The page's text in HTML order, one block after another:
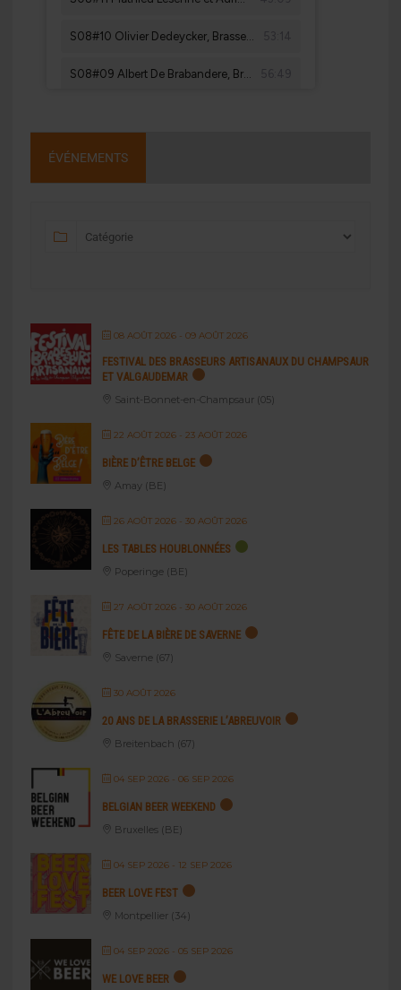
ÉVÉNEMENTS
08 AOÛT 2026- 09 AOÛT 2026
FESTIVAL DES BRASSEURS ARTISANAUX DU CHAMPSAUR
ET VALGAUDEMAR
Saint-Bonnet-en-Champsaur (05)
22 AOÛT 2026- 23 AOÛT 2026
BIÈRE D’ÊTRE BELGE
Amay (BE)
26 AOÛT 2026- 30 AOÛT 2026
LES TABLES HOUBLONNÉES
Poperinge (BE)
27 AOÛT 2026- 30 AOÛT 2026
FÊTE DE LA BIÈRE DE SAVERNE
Saverne (67)
30 AOÛT 2026
20 ANS DE LA BRASSERIE L’ABREUVOIR
Breitenbach (67)
04 SEP 2026- 06 SEP 2026
BELGIAN BEER WEEKEND
Bruxelles (BE)
04 SEP 2026- 12 SEP 2026
BEER LOVE FEST
Montpellier (34)
04 SEP 2026- 05 SEP 2026
WE LOVE BEER